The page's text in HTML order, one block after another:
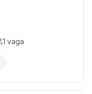
1 vaga